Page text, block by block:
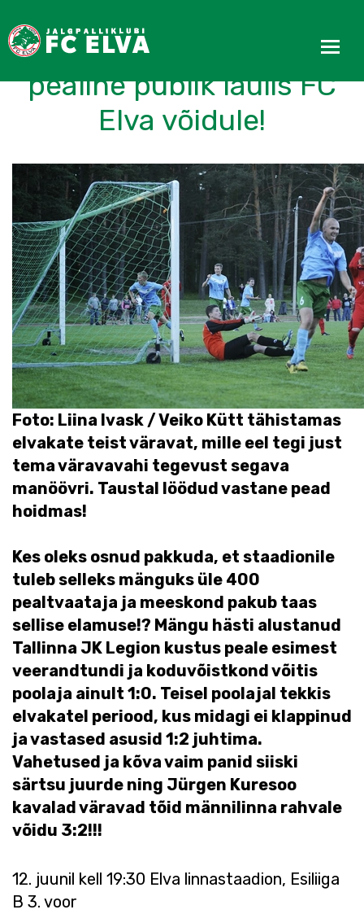
Uskumatu mäng! 400-
pealine publik laulis FC
Elva võidule!
Foto: Liina Ivask / Veiko Kütt tähistamas
elvakate teist väravat, mille eel tegi just
tema väravavahi tegevust segava
manöövri. Taustal löödud vastane pead
hoidmas!
Kes oleks osnud pakkuda, et staadionile
tuleb selleks mänguks üle 400
pealtvaataja ja meeskond pakub taas
sellise elamuse!? Mängu hästi alustanud
Tallinna JK Legion kustus peale esimest
veerandtundi ja koduvõistkond võitis
poolaja ainult 1:0. Teisel poolajal tekkis
elvakatel periood, kus midagi ei klappinud
ja vastased asusid 1:2 juhtima.
Vahetused ja kõva vaim panid siiski
särtsu juurde ning Jürgen Kuresoo
kavalad väravad tõid männilinna rahvale
võidu 3:2!!!
12. juunil kell 19:30 Elva linnastaadion, Esiliiga
B 3. voor